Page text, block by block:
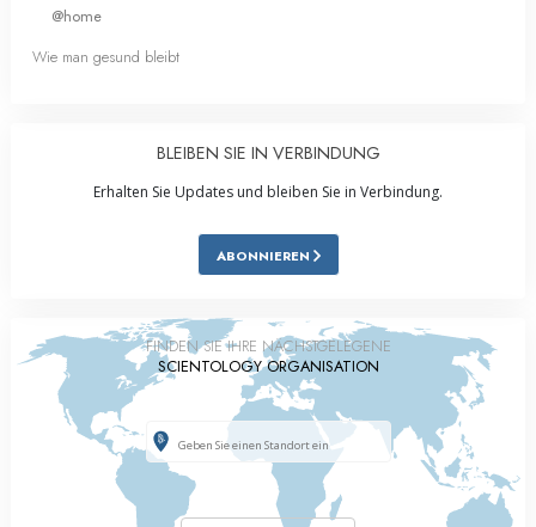
@home
Wie man gesund bleibt
BLEIBEN SIE IN VERBINDUNG
Erhalten Sie Updates und bleiben Sie in Verbindung.
ABONNIEREN
FINDEN SIE IHRE NÄCHSTGELEGENE
SCIENTOLOGY ORGANISATION